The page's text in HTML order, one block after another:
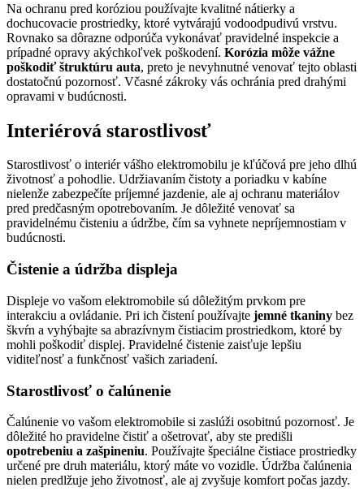
Na ochranu pred koróziou používajte kvalitné nátierky a
dochucovacie prostriedky, ktoré vytvárajú vodoodpudivú vrstvu.
Rovnako sa dôrazne odporúča vykonávať pravidelné inspekcie a
prípadné opravy akýchkoľvek poškodení. Korózia môže vážne
poškodiť štruktúru auta, preto je nevyhnutné venovať tejto oblasti
dostatočnú pozornosť. Včasné zákroky vás ochránia pred drahými
opravami v budúcnosti.
Interiérová starostlivosť
Starostlivosť o interiér vášho elektromobilu je kľúčová pre jeho dlhú
životnosť a pohodlie. Udržiavaním čistoty a poriadku v kabíne
nielenže zabezpečíte príjemné jazdenie, ale aj ochranu materiálov
pred predčasným opotrebovaním. Je dôležité venovať sa
pravidelnému čisteniu a údržbe, čím sa vyhnete nepríjemnostiam v
budúcnosti.
Čistenie a údržba displeja
Displeje vo vašom elektromobile sú dôležitým prvkom pre
interakciu a ovládanie. Pri ich čistení používajte jemné tkaniny bez
škvŕn a vyhýbajte sa abrazívnym čistiacim prostriedkom, ktoré by
mohli poškodiť displej. Pravidelné čistenie zaisťuje lepšiu
viditeľnosť a funkčnosť vašich zariadení.
Starostlivosť o čalúnenie
Čalúnenie vo vašom elektromobile si zaslúži osobitnú pozornosť. Je
dôležité ho pravidelne čistiť a ošetrovať, aby ste predišli
opotrebeniu a zašpineniu. Používajte špeciálne čistiace prostriedky
určené pre druh materiálu, ktorý máte vo vozidle. Údržba čalúnenia
nielen predlžuje jeho životnosť, ale aj zvyšuje komfort počas jazdy.